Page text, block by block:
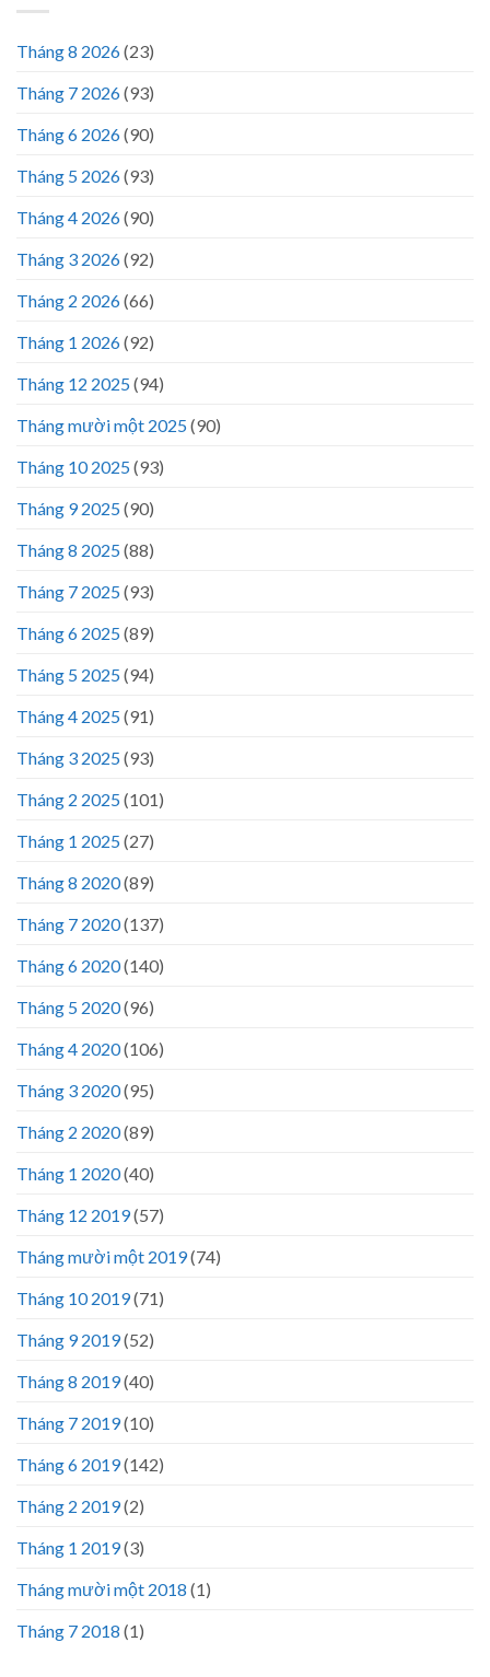
Tháng 8 2026(23)
Tháng 7 2026(93)
Tháng 6 2026(90)
Tháng 5 2026(93)
Tháng 4 2026(90)
Tháng 3 2026(92)
Tháng 2 2026(66)
Tháng 1 2026(92)
Tháng 12 2025(94)
Tháng mười một 2025(90)
Tháng 10 2025(93)
Tháng 9 2025(90)
Tháng 8 2025(88)
Tháng 7 2025(93)
Tháng 6 2025(89)
Tháng 5 2025(94)
Tháng 4 2025(91)
Tháng 3 2025(93)
Tháng 2 2025(101)
Tháng 1 2025(27)
Tháng 8 2020(89)
Tháng 7 2020(137)
Tháng 6 2020(140)
Tháng 5 2020(96)
Tháng 4 2020(106)
Tháng 3 2020(95)
Tháng 2 2020(89)
Tháng 1 2020(40)
Tháng 12 2019(57)
Tháng mười một 2019(74)
Tháng 10 2019(71)
Tháng 9 2019(52)
Tháng 8 2019(40)
Tháng 7 2019(10)
Tháng 6 2019(142)
Tháng 2 2019(2)
Tháng 1 2019(3)
Tháng mười một 2018 (1)
Tháng 7 2018 (1)